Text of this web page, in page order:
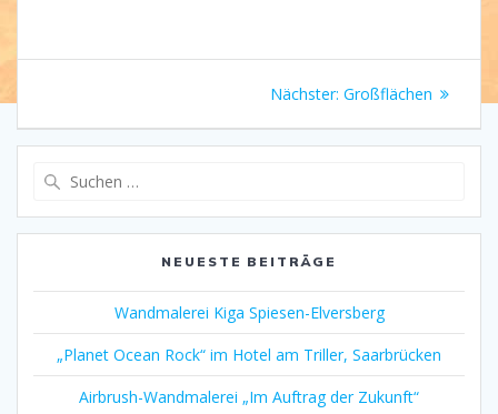
Beitragsnavigation
Nächster: Nächster
Großflächen
NEUESTE BEITRÄGE
Wandmalerei Kiga Spiesen-Elversberg
„Planet Ocean Rock“ im Hotel am Triller, Saarbrücken
Airbrush-Wandmalerei „Im Auftrag der Zukunft“